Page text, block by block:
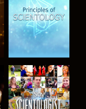
SERIES
VE